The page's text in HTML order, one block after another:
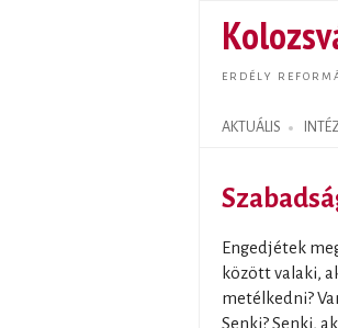
ERDÉLY
AKTUÁLIS
Search form
Engedjétek
között valaki,
metélkedni?
Senki? Senki,